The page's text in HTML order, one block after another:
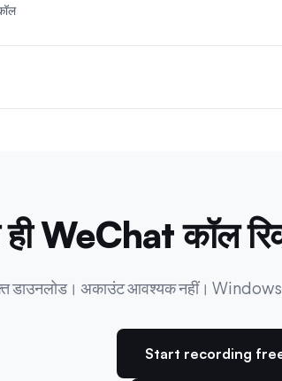
WeChat कॉल
डाउनलोड। अकाउंट आवश्यक नहीं।
Start recording